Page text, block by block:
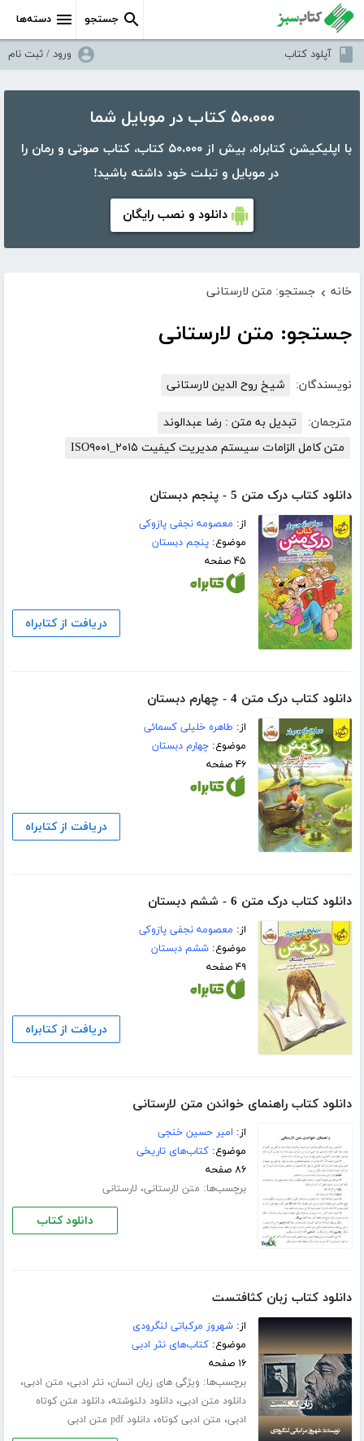
دسته‌ها جستجو
آپلود کتاب ورود / ثبت نام
۵۰،۰۰۰ کتاب در موبایل شما
با اپلیکیشن کتابراه، بیش از ۵۰،۰۰۰ کتاب، کتاب صوتی و رمان را
در موبایل و تبلت خود داشته باشید!
دانلود و نصب رایگان
خانه › جستجو: متن لارستانی
جستجو: متن لارستانی
نویسندگان: شیخ روح الدین لارستانی
مترجمان:
تبدیل به متن : رضا عبدالوند
متن کامل الزامات سیستم مدیریت کیفیت ISO۹۰۰۱_۲۰۱۵
دانلود کتاب درک متن 5 - پنجم دبستان
از: معصومه نجفی پازوکی
موضوع:پنجم دبستان
۴۵ صفحه
دریافت از کتابراه
دانلود کتاب درک متن 4 - چهارم دبستان
از: طاهره خلیلی کسمائی
موضوع:چهارم دبستان
۴۶ صفحه
دریافت از کتابراه
دانلود کتاب درک متن 6 - ششم دبستان
از: معصومه نجفی پازوکی
موضوع:ششم دبستان
۴۹ صفحه
دریافت از کتابراه
دانلود کتاب راهنمای خواندن متن لارستانی
از: امیر حسین خنجی
موضوع:کتاب‌های تاریخی
۸۶ صفحه
برچسب‌ها: متن لارستانی، لارستانی
دانلود کتاب
دانلود کتاب زبان کثافتست
از:شهروز مرکباتی لنگرودی
موضوع:کتاب‌های نثر ادبی
۱۶ صفحه
برچسب‌ها: ویژگی های زبان انسان،نثر ادبی، متن ادبی،
دانلود متن ادبی،دانلود دلنوشته،دانلود متن کوتاه
ادبی، متن ادبی کوتاه،دانلود pdf متن ادبی